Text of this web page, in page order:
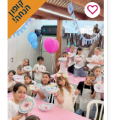
קופון
הנחה!